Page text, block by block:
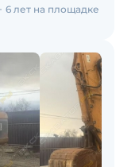
6 лет на площадке